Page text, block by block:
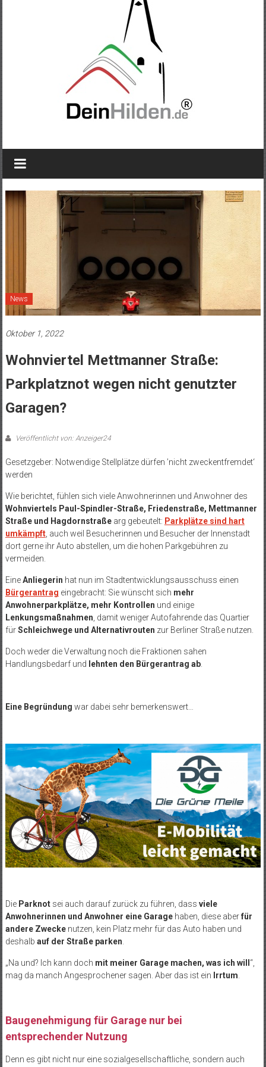
News
Oktober 1, 2022
Wohnviertel Mettmanner Straße:
Parkplatznot wegen nicht genutzter
Garagen?
Veröffentlicht von: Anzeiger24
Gesetzgeber: Notwendige Stellplätze dürfen ’nicht zweckentfremdet‘
werden
Wie berichtet, fühlen sich viele Anwohnerinnen und Anwohner des
Wohnviertels Paul-Spindler-Straße, Friedenstraße, Mettmanner
Straße und Hagdornstraßearg gebeutelt: Parkplätze sind hart
umkämpft, auch weil Besucherinnen und Besucher der Innenstadt
dort gerne ihr Auto abstellen, um die hohen Parkgebühren zu
vermeiden.
EineAnliegerin hat nun im Stadtentwicklungsausschuss einen
Bürgerantrag eingebracht: Sie wünscht sich mehr
Anwohnerparkplätze, mehr Kontrollen und einige
Lenkungsmaßnahmen , damit weniger Autofahrende das Quartier
fürSchleichwege und Alternativrouten zur Berliner Straße nutzen.
Doch weder die Verwaltung noch die Fraktionen sahen
Handlungsbedarf und lehnten den Bürgerantrag ab.
Eine Begründung war dabei sehr bemerkenswert…
Die Parknotsei auch darauf zurück zu führen, dass viele
Anwohnerinnen und Anwohner eine Garagehaben, diese aberfür
andere Zweckenutzen, kein Platz mehr für das Auto haben und
deshalb auf der Straße parken
„Na und? Ich kann doch mit meiner Garage machen, was ich will “,
mag da manch Angesprochener sagen. Aber das ist ein Irrtum
Baugenehmigung für Garage nur bei
entsprechender Nutzung
Denn es gibt nicht nur eine sozialgesellschaftliche, sondern auch